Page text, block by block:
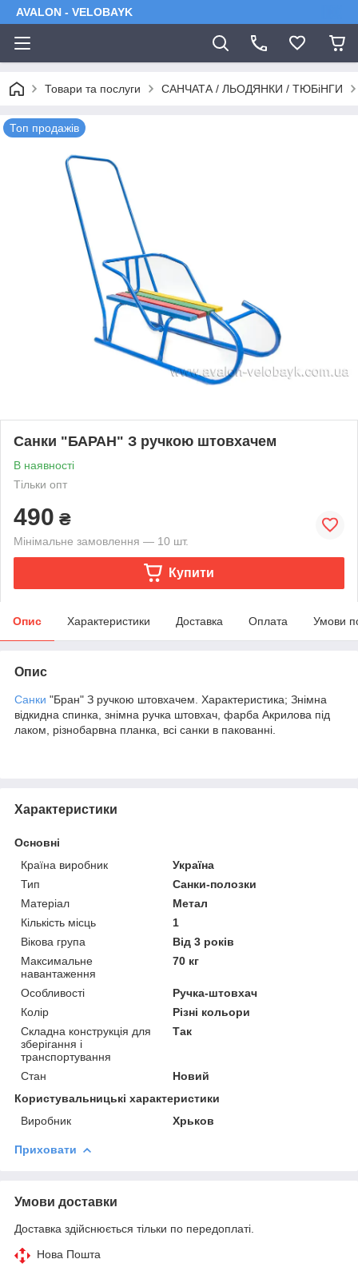
AVALON - VELOBAYK
Товари та послуги САНЧАТА / ЛЬОДЯНКИ / ТЮБіНГИ
Топ продажів
Санки "БАРАН" З ручкою штовхачем
В наявності
Тільки опт
490 ₴
Мінімальне замовлення — 10 шт.
Купити
Опис Характеристики Доставка Оплата Умови
Опис
Санки "Бран" З ручкою штовхачем. Характеристика; Знімна
відкидна спинка, знімна ручка штовхач, фарба Акрилова під
лаком, різнобарвна планка, всі санки в пакованні.
Характеристики
Основні
Країна виробник
Україна
Тип
Санки-полозки
Матеріал
Метал
Кількість місць
1
Вікова група
Від 3 років
Максимальне
навантаження
70 кг
Особливості
Ручка-штовхач
Колір
Різні кольори
Складна конструкція для
зберігання і
транспортування
Так
Стан
Новий
Користувальницькі характеристики
Виробник
Хрьков
Приховати
Умови доставки
Доставка здійснюється тільки по передоплаті.
Нова Пошта